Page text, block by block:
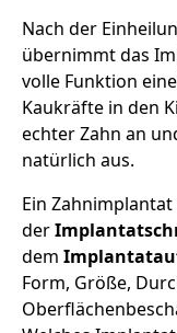
Nach der
übernimmt das
volle Funktion
Kaukräfte in den
echter Zahn an
natürlich aus.
Ein
der
dem
Form, Größe,